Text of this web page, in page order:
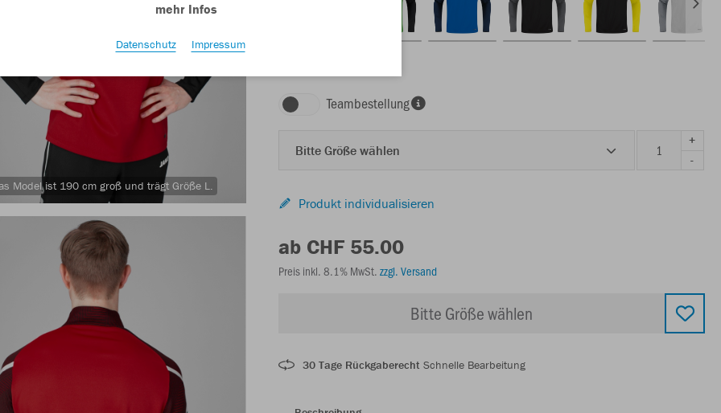
Model ist 190 cm groß und trägt Größe L.
Teambestellung
Bitte Größe wählen
+
-
Produkt individualisieren
ab CHF 55.00
Preis inkl. 8.1% MwSt. zzgl. Versand
Bitte Größe wählen
30 Tage Rückgaberecht Schnelle Bearbeitung
mehr Infos
Datenschutz Impressum